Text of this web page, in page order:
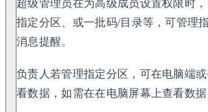
超级管理员在为高级成员设置权限时
指定分区、或一批码/目录等，可管理
消息提醒。
负责人若管理指定分区，可在电脑端
看数据，如需在在电脑屏幕上查看数